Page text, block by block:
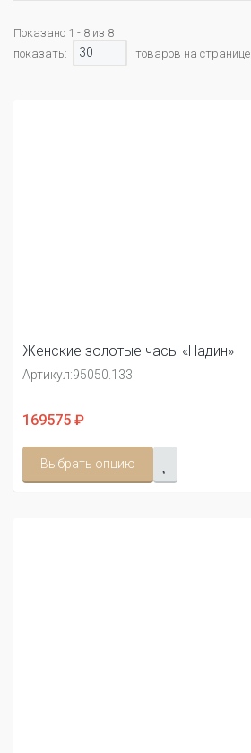
Показано 1 - 8 из 8
показать:
30 товаров на странице
Женские золотые часы «Надин»
Артикул:95050.133
169575 ₽
Выбрать опцию